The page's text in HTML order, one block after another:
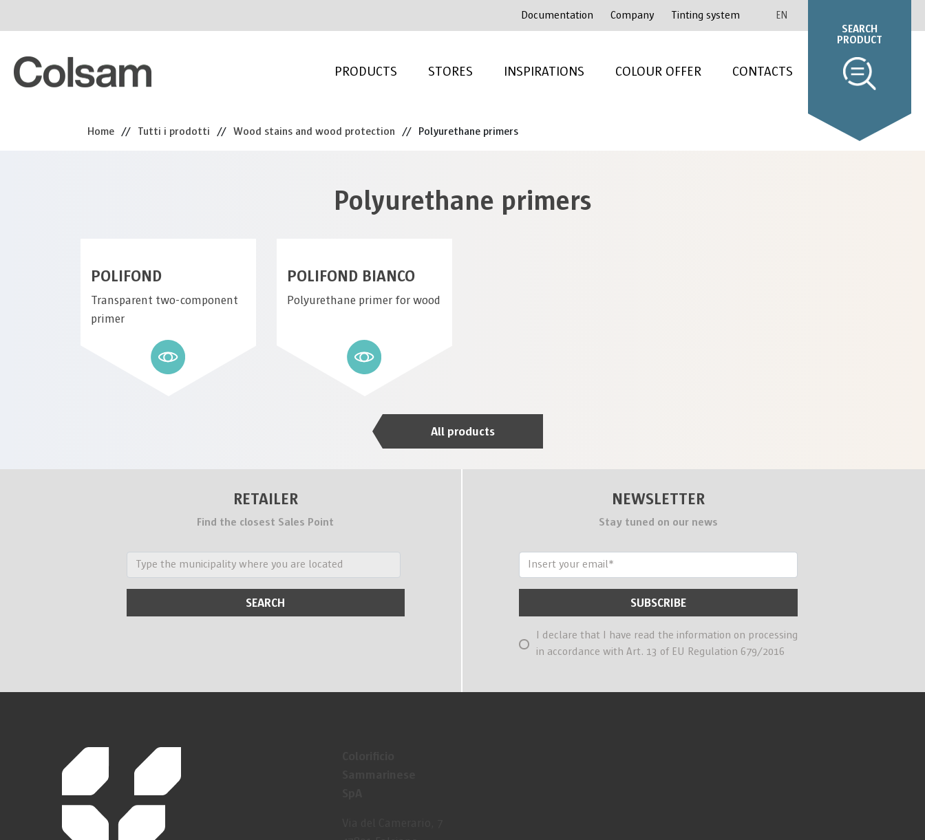
Documentation Company Tinting system EN
PRODUCTS STORES INSPIRATIONS COLOUR OFFER CONTACTS
SEARCH
PRODUCT
Home // Tutti i prodotti // Wood stains and wood protection // Polyurethane primers
Polyurethane primers
POLIFOND
Transparent two-component
primer
POLIFOND BIANCO
Polyurethane primer for wood
All products
RETAILER
Find the closest Sales Point
NEWSLETTER
Stay tuned on our news
I declare that I have read the information on processing
in accordance with Art. 13 of EU Regulation 679/2016